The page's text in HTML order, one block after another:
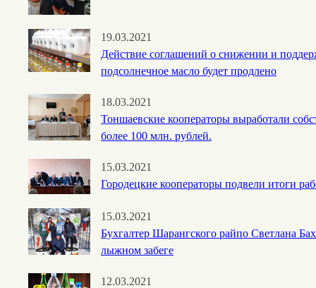
19.03.2021
Действие соглашений о снижении и
подсолнечное масло будет продлено
18.03.2021
Тоншаевские кооператоры выработали
более 100 млн. рублей.
15.03.2021
Городецкие кооператоры подвели итоги
15.03.2021
Бухгалтер Шарангского райпо Светлана
лыжном забеге
12.03.2021